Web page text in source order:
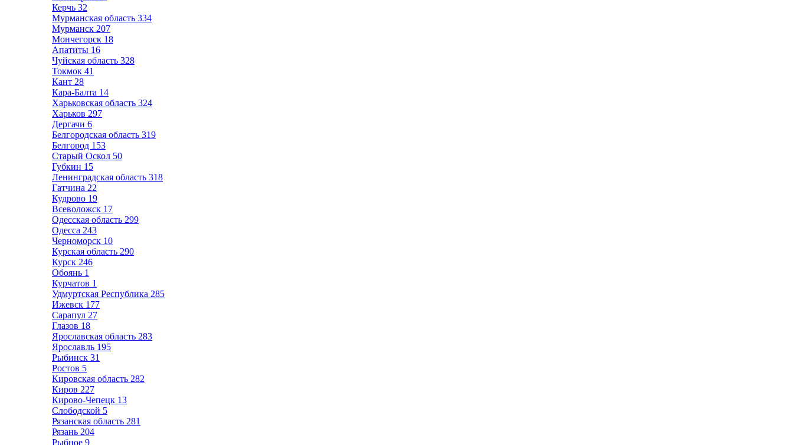
Керчь 32
Мурманская область 334
Мурманск 207
Мончегорск 18
Апатиты 16
Чуйская область 328
Токмок 41
Кант 28
Кара-Балта 14
Харьковская область 324
Харьков 297
Дергачи 6
Белгородская область 319
Белгород 153
Старый Оскол 50
Губкин 15
Ленинградская область 318
Гатчина 22
Кудрово 19
Всеволожск 17
Одесская область 299
Одесса 243
Черноморск 10
Курская область 290
Курск 246
Обоянь 1
Курчатов 1
Удмуртская Республика 285
Ижевск 177
Сарапул 27
Глазов 18
Ярославская область 283
Ярославль 195
Рыбинск 31
Ростов 5
Кировская область 282
Киров 227
Кирово-Чепецк 13
Слободской 5
Рязанская область 281
Рязань 204
Рыбное 9